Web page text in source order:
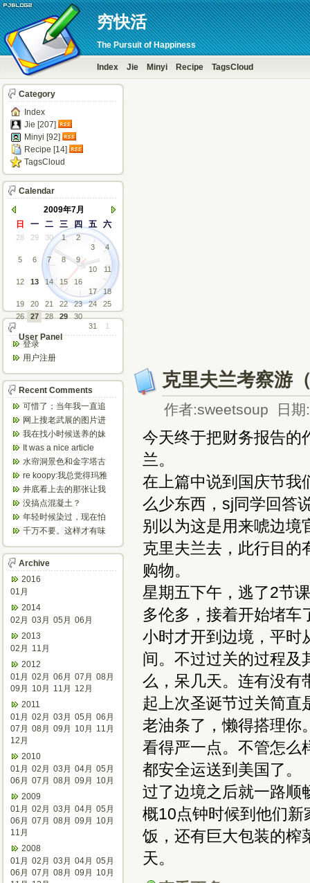
穷快活
The Pursuit of Happiness
Index Jie Minyi Recipe TagsCloud
克里夫兰考察游
作者:sweetsoup 日期
今天终于把财务报告的
兰。
在上篇中说到国庆节我
么少东西，sj同学回答
别以为这是用来唬边境
克里夫兰去，此行目的
购物。
星期五下午，逃了2节
多伦多，接着开始堵车
小时才开到边境，平时
间。不过过关的过程及
么，呆几天。连有没有
起上次圣诞节过关简直
老油条了，懒得搭理你
看得严一点。不管怎么
都安全运送到美国了。
过了边境之后就一路顺
概10点钟时候到他们
饭，还有巨大包装的榨
天。
Category
Index
Jie [207]
Minyi [92]
Recipe [14]
TagsCloud
Calendar
2009年7月
日
一 二 三 四 五 六
28 29 30 1
2
3
4
5
6 7 8
9
10
11
12
13 14 15
16
17
18
19
20 21 22 23 24
25
26
27 28 29
30
31
1
User Panel
登录
用户注册
Recent Comments
可惜了；当年我一直追
着这个，看博主夫妇一
步步在多伦...
网上搜老武展的图片进
来了，一晃是你十年前
的帖子，时...
我在找小时候送养的妹
妹，有人QQ找我说找到
了匹配的...
It was a nice article
and...
水帘洞景色和金字塔古
迹都不错。
re koopy:我总觉得玛雅
人见过外星人。不然哪...
井底看上去的那张让我
想起了蝙蝠侠。。下棋
那张会不会...
没搞点混凝土？
年轻时候染过，现在怕
伤头发不敢染了。不过
千万不要。这样才有味
气场。
Archive
2016
01月
2014
02月 03月 05月 06月
2013
02月
11月
2012
01月 02月 06月 07月 08月
09月
10月 11月
12月
2011
01月 02月 03月 05月 06月
07月 08月 09月 10月
11月
12月
2010
01月 02月 03月 04月 05月
06月 07月 08月 09月
10月
2009
01月 02月 03月 04月 05月
06月 07月 08月 09月
10月
11月
2008
01月 02月 03月 04月 05月
06月 07月 08月 09月
10月